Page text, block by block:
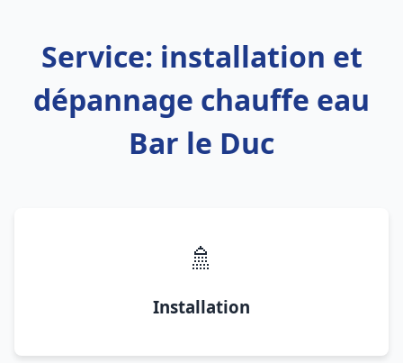
Service: installation et
dépannage chauffe eau
Bar le Duc
🚿
Installation